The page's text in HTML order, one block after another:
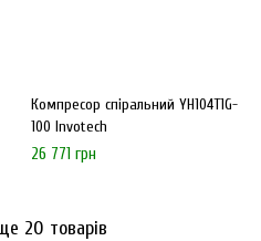
Компресор спіральний YH104T1G-
100 Invotech
26 771 грн
20 товарів